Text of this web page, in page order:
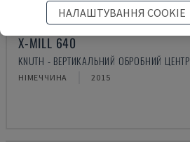
X-MILL 640
KNUTH - ВЕРТИКАЛЬНИЙ ОБРОБНИЙ ЦЕНТР
НІМЕЧЧИНА 2015
НАЛАШТУВАННЯ COOKIE